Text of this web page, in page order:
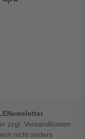
Newsletter
zzgl. Versandkosten
nicht anders